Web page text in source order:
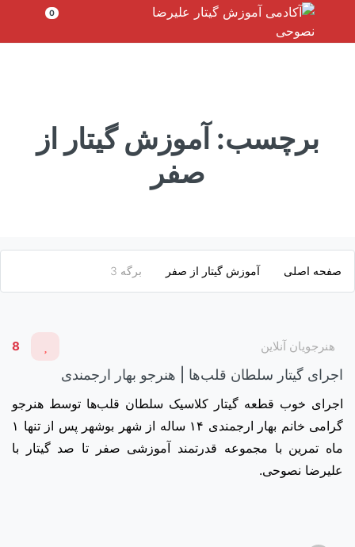
محتوا
0
برچسب: آموزش گیتار از
صفر
صفحه اصلی آموزش گیتار از صفر برگه 3
هنرجویان آنلاین 8
اجرای گیتار سلطان قلب‌ها | هنرجو بهار ارجمندی
اجرای خوب قطعه گیتار کلاسیک سلطان قلب‌ها توسط هنرجو
گرامی خانم بهار ارجمندی ۱۴ ساله از شهر بوشهر پس از تنها ۱
ماه تمرین با مجموعه قدرتمند آموزشی صفر تا صد گیتار با
علیرضا نصوحی.